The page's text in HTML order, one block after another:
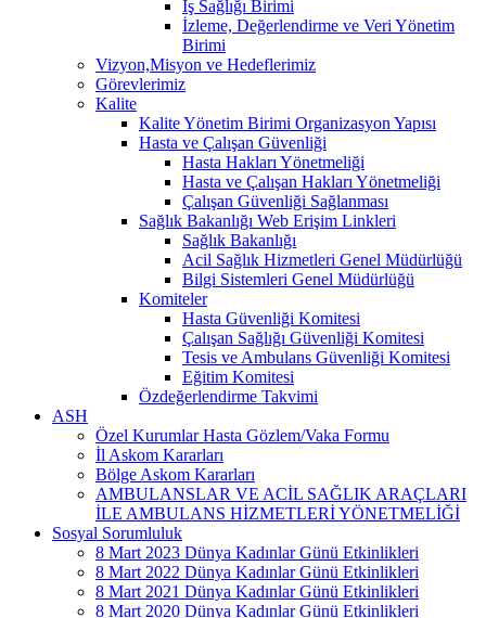
İş Sağlığı Birimi
İzleme, Değerlendirme ve Veri Yönetim
Birimi
Vizyon,Misyon ve Hedeflerimiz
Görevlerimiz
Kalite
Kalite Yönetim Birimi Organizasyon Yapısı
Hasta ve Çalışan Güvenliği
Hasta Hakları Yönetmeliği
Hasta ve Çalışan Hakları Yönetmeliği
Çalışan Güvenliği Sağlanması
Sağlık Bakanlığı Web Erişim Linkleri
Sağlık Bakanlığı
Acil Sağlık Hizmetleri Genel Müdürlüğü
Bilgi Sistemleri Genel Müdürlüğü
Komiteler
Hasta Güvenliği Komitesi
Çalışan Sağlığı Güvenliği Komitesi
Tesis ve Ambulans Güvenliği Komitesi
Eğitim Komitesi
Özdeğerlendirme Takvimi
ASH
Özel Kurumlar Hasta Gözlem/Vaka Formu
İl Askom Kararları
Bölge Askom Kararları
AMBULANSLAR VE ACİL SAĞLIK ARAÇLARI
İLE AMBULANS HİZMETLERİ YÖNETMELİĞİ
Sosyal Sorumluluk
8 Mart 2023 Dünya Kadınlar Günü Etkinlikleri
8 Mart 2022 Dünya Kadınlar Günü Etkinlikleri
8 Mart 2021 Dünya Kadınlar Günü Etkinlikleri
8 Mart 2020 Dünya Kadınlar Günü Etkinlikleri